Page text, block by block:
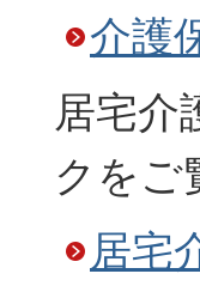
介護
居宅介
クをご
居宅